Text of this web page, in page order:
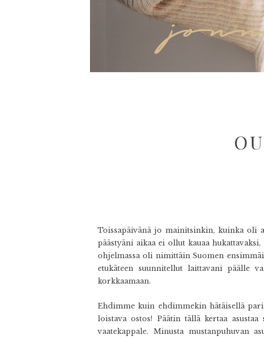
Toissapäivänä jo mainitsinkin, kuinka oli
päästyäni aikaa ei ollut kauaa
ohjelmassa oli nimittäin Suomen
etukäteen suunnitellut laittavani päälle
korkkaamaan.
Ehdimme kuin ehdimmekin hätäisellä
loistava ostos! Päätin tällä kertaa
vaatekappale. Minusta